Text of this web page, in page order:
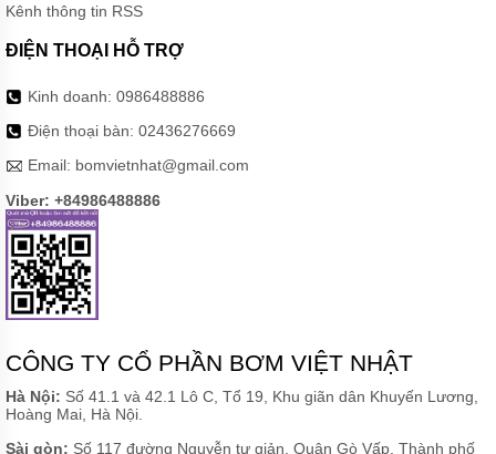
THIỆU
SẢN
PHẨM
HỆ
Kênh thông tin RSS
ĐIỆN THOẠI HỖ TRỢ
Kinh doanh: 0986488886
Điện thoại bàn: 02436276669
Email: bomvietnhat@gmail.com
Viber: +84986488886
CÔNG TY CỔ PHẦN BƠM VIỆT NHẬT
Hà Nội: Số 41.1 và 42.1 Lô C, Tổ 19, Khu giãn dân Khuyến Lương,
Hoàng Mai, Hà Nội.
Sài gòn: Số 117 đường Nguyễn tư giản, Quận Gò Vấp, Thành phố